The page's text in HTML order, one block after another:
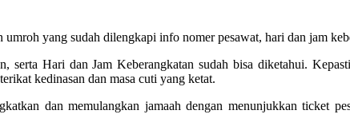
yang sudah dilengkapi info nomer pesawat, hari dan jam
Hari dan Jam Keberangkatan sudah bisa diketahui.
kedinasan dan masa cuti yang ketat.
dan memulangkan jamaah dengan menunjukkan ticket